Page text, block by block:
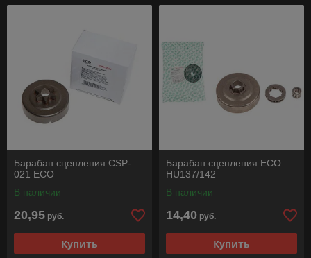
Барабан сцепления CSP-
021 ECO
В наличии
20,95 руб.
Купить
Барабан сцепления ECO
HU137/142
В наличии
14,40 руб.
Купить